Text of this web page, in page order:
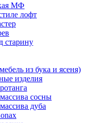
МФ
лофт
старину
из бука и ясеня)
изделия
сосны
дуба